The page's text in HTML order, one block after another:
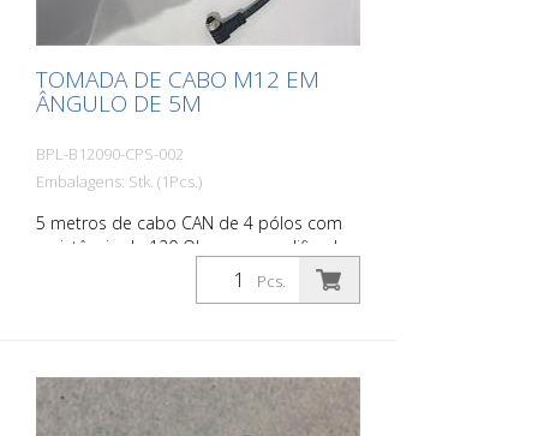
TOMADA DE CABO M12 EM
ÂNGULO DE 5M
BPL-B12090-CPS-002
Embalagens: Stk. (1Pcs.)
5 metros de cabo CAN de 4 pólos com
resistência de 120 Ohm para codificador
do RMCD - Dispositivo de Controlo de
Pcs.